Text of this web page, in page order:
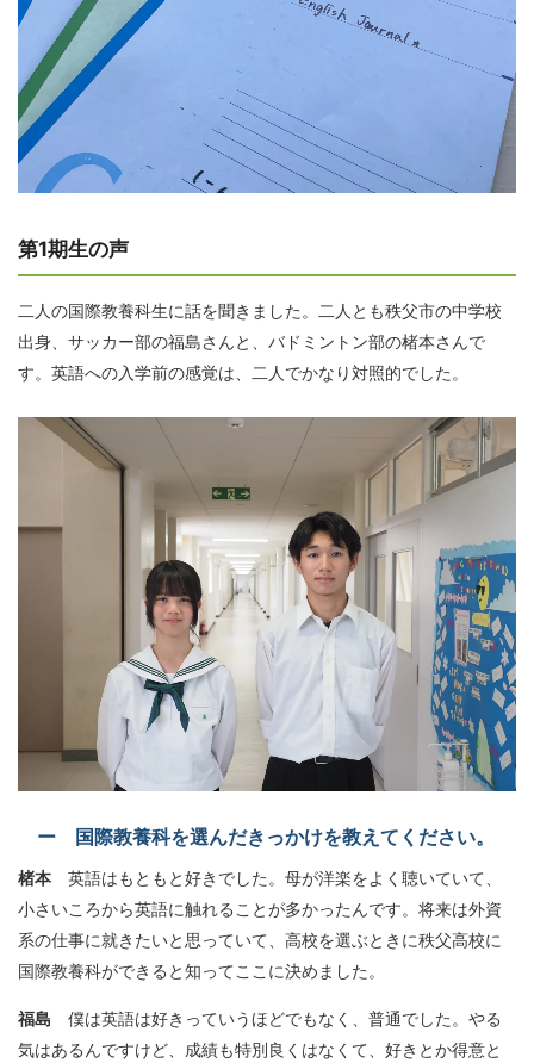
第1期生の声
二人の国際教養科生に話を聞きました。二人とも秩父市の中学校
出身、サッカー部の福島さんと、バドミントン部の楮本さんで
す。英語への入学前の感覚は、二人でかなり対照的でした。
ー 国際教養科を選んだきっかけを教えてください。
楮本 英語はもともと好きでした。母が洋楽をよく聴いていて、
小さいころから英語に触れることが多かったんです。将来は外資
系の仕事に就きたいと思っていて、高校を選ぶときに秩父高校に
国際教養科ができると知ってここに決めました。
福島 僕は英語は好きっていうほどでもなく、普通でした。やる
気はあるんですけど、成績も特別良くはなくて、好きとか得意と